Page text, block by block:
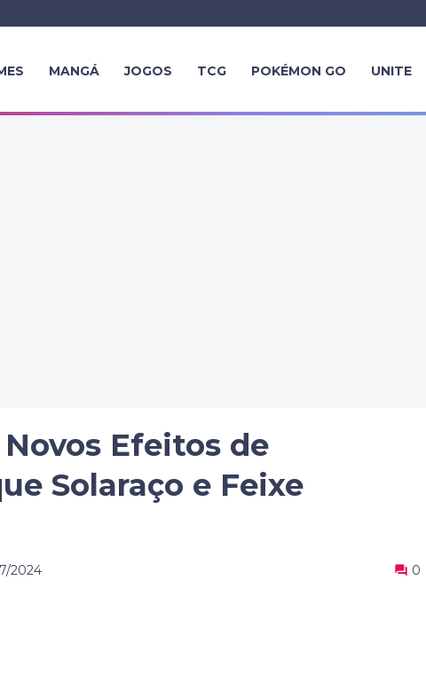
MANGÁ JOGOS TCG POKÉMON GO UNITE
Efeitos de
Solaraço e Feixe
2024 0